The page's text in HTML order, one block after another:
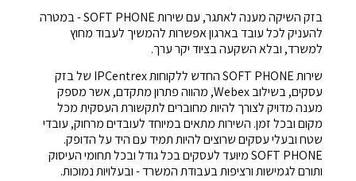
בזק השיקה מענה לאתגר, עם שירות SOFT PHONE - במטרה
להעניק לכל עובד בארגון אפשרות להמשיך לעבוד מחוץ
למשרד, ובלא השקעה בציוד יקר ערך.
שירות SOFT PHONE החדש ללקוחות IPCentrex של בזק
עסקים, בשילוב Webex, מהווה פתרון מתקדם, אשר מספק
מענה מדויק לצורך להיות מחוברים לתקשורת העסקית מכל
מקום ובכל זמן. השירות מתאים במיוחד לעובדים מרחוק, עובדי
שטח ובעלי עסקים שרוצים להיות תמיד עם היד על הדופק.
SOFT PHONE מיועד לעסקים בכל גודל ובכל תחומי העיסוק
ותורם לגמישות ורציפות בעבודת המשרד - ובעלויות נמוכות.